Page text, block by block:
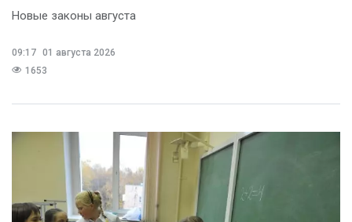
Новые законы августа
09:17 01 августа 2026
1653